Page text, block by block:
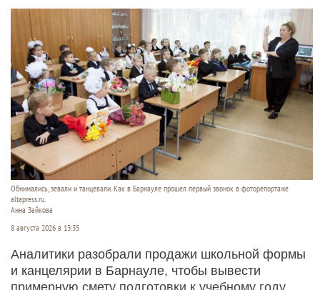
Обнимались, зевали и танцевали. Как в Барнауле прошел первый звонок в фоторепортаже
altapress.ru.
Анна Зайкова
8 августа 2026 в 13:35
Аналитики разобрали продажи школьной формы
и канцелярии в Барнауле, чтобы вывести
примерную смету подготовки к учебному году.